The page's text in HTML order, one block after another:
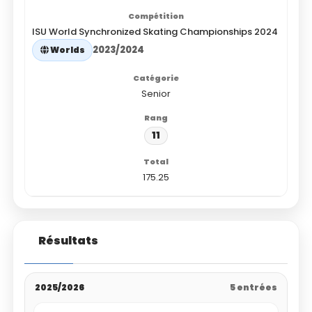
ISU World Synchronized Skating Championships 2024
Worlds 2023/2024
Senior
11
175.25
Résultats
2025/2026 5 entrées